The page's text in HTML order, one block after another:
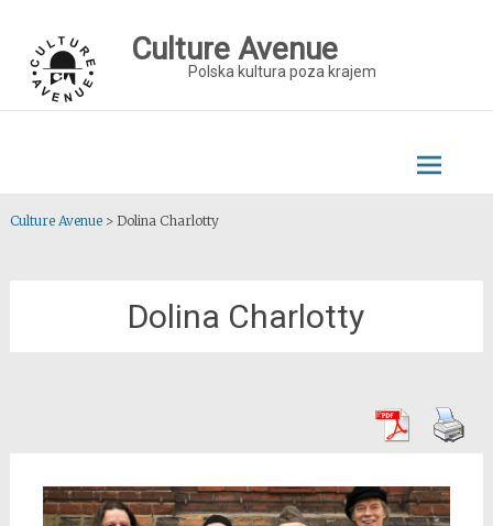
content
Culture Avenue
Polska kultura poza krajem
Culture Avenue> Dolina Charlotty
Dolina Charlotty